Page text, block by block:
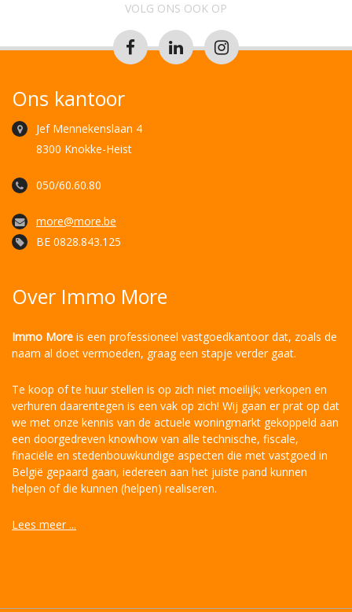
VOLG ONS OOK OP
Ons kantoor
Jef Mennekenslaan 4
8300 Knokke-Heist
050/60.60.80
more@more.be
BE 0828.843.125
Over Immo More
Immo More is een professioneel vastgoedkantoor dat, zoals de
naam al doet vermoeden, graag een stapje verder gaat.
Te koop of te huur stellen is op zich niet moeilijk; verkopen en
verhuren daarentegen is een vak op zich! Wij gaan er prat op dat
we met onze kennis van de actuele woningmarkt gekoppeld aan
een doorgedreven knowhow van alle technische, fiscale,
finaciële en stedenbouwkundige aspecten die met vastgoed in
België gepaard gaan, iedereen aan het juiste pand kunnen
helpen of die kunnen (helpen) realiseren.
Lees meer ...